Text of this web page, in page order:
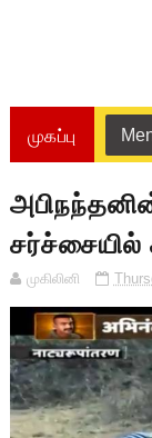
முகப்பு
சர்ச்சையில்
முகிலினி